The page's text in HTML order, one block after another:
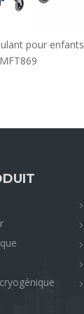
pour enfants
MFT869